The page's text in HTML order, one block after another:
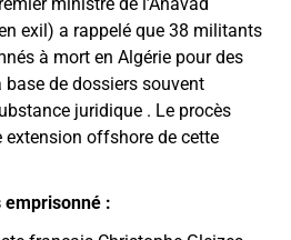
exil) a rappelé que 38 militants
à mort en Algérie pour des
de dossiers souvent
juridique . Le procès
extension offshore de cette
: